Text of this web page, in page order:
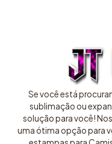
Se você está
sublimação ou
solução para você!
uma ótima opção para